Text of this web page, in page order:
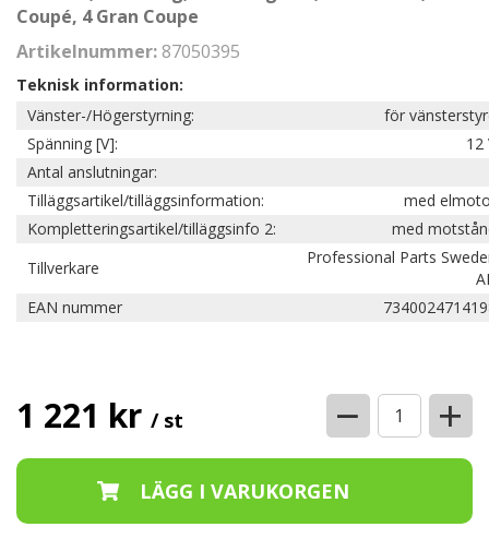
Coupé, 4 Gran Coupe
Artikelnummer: 87050395
Teknisk information:
Vänster-/Högerstyrning:
för
Spänning [V]:
12
Antal anslutningar:
Tilläggsartikel/tilläggsinformation:
med
Kompletteringsartikel/tilläggsinfo 2:
med
Tillverkare
Professional Parts
EAN nummer
1 221 kr / st − +